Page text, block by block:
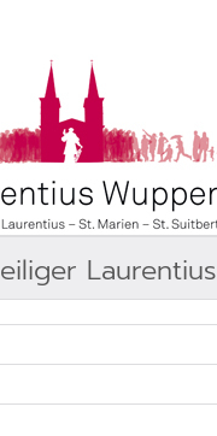
Laurentius